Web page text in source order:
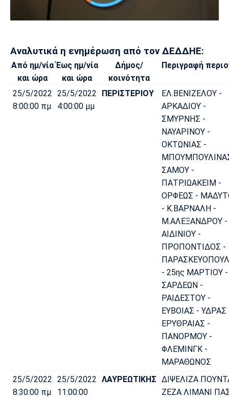
Cine Spot
Running
Media
Ατλέτικο
Μαδρίτης
Άρσεναλ
Γιουβέντους
Μαρσέιγ
Αναλυτικά η ενημέρωση από τον ΔΕΔΔΗΕ:
Από ημ/νία
και ώρα
Έως ημ/νία
και ώρα
Δήμος/
κοινότητα
Περιγραφή
25/5/2022
8:00:00 πμ
25/5/2022
4:00:00 μμ
ΠΕΡΙΣΤΕΡΙΟΥ
ΕΛ.ΒΕΝΙΖΕΛΟΥ -
ΑΡΚΑΔΙΟΥ -
ΣΜΥΡΝΗΣ -
ΝΑΥΑΡΙΝΟΥ -
ΟΚΤΩΝΙΑΣ -
ΣΑΜΟΥ -
ΠΑΤΡ.ΙΩΑΚΕΙΜ -
ΟΡΦΕΩΣ -
- Κ.ΒΑΡΝΑΛΗ -
Μ.ΑΛΕΞΑΝΔΡΟΥ -
ΑΙΔΙΝΙΟΥ -
ΠΡΟΠΟΝΤΙΔΟΣ -
- 25ης ΜΑΡΤΙΟΥ -
ΣΑΡΔΕΩΝ -
ΡΑΙΔΕΣΤΟΥ -
ΕΥΒΟΙΑΣ - ΥΔΡΑΣ
ΕΡΥΘΡΑΙΑΣ -
ΠΑΝΟΡΜΟΥ -
ΦΛΕΜΙΝΓΚ -
ΜΑΡΑΘΩΝΟΣ
25/5/2022
8:30:00 πμ
25/5/2022
11:00:00
ΛΑΥΡΕΩΤΙΚΗΣ ΔΙΨΕΛΙΖΑ
ΖΕΖΑ ΛΙΜΑΝΙ